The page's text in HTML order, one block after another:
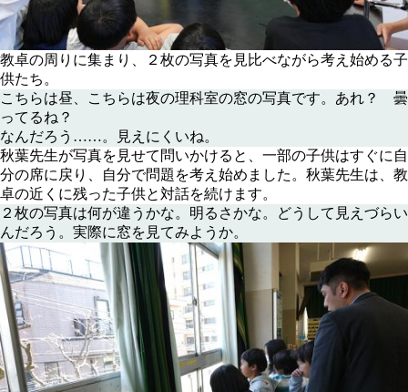
教卓の周りに集まり、２枚の写真を見比べながら考え始める子
供たち。
こちらは昼、こちらは夜の理科室の窓の写真です。あれ？ 曇
ってるね？
なんだろう……。見えにくいね。
秋葉先生が写真を見せて問いかけると、一部の子供はすぐに自
分の席に戻り、自分で問題を考え始めました。秋葉先生は、教
卓の近くに残った子供と対話を続けます。
２枚の写真は何が違うかな。明るさかな。どうして見えづらい
んだろう。実際に窓を見てみようか。